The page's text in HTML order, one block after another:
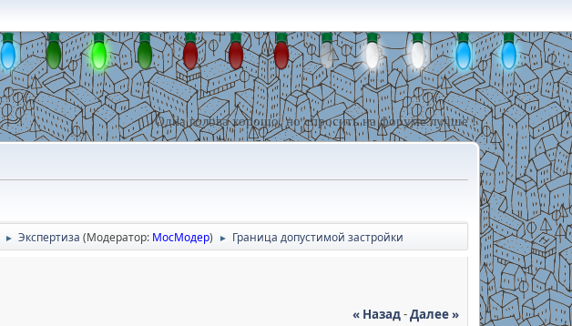
Одна голова хорошо, но спросить на форуме лучше !
► Экспертиза (Модератор: МосМодер) ► Граница допустимой застройки
« Назад-Далее »